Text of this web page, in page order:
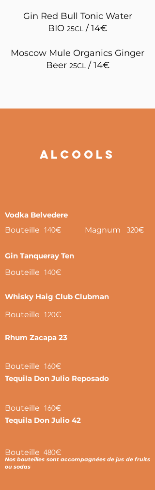
Gin Red Bull Tonic Water
BIO 25CL/ 14€
Moscow Mule Organics Ginger
Beer 25CL/ 14€
alcoolS
Vodka Belvedere
Gin Tanqueray Ten
Whisky Haig Club Clubman
Rhum Zacapa 23
Tequila Don Julio Reposado
Tequila Don Julio 42
Nos bouteilles sont accompagnées de jus de fruits
ou sodas
Bouteille 140€ Magnum 320€
Bouteille 140€
Bouteille 120€
Bouteille 160€
Bouteille 160€
Bouteille 480€